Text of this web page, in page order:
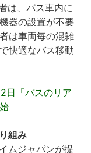
は、バス車内に
器の設置が不要
は車両毎の混雑
快適なバス移動
日「バスのリア
組み
ムジャパンが提